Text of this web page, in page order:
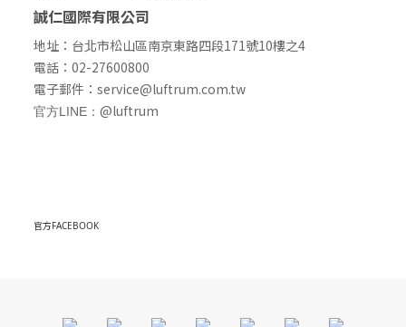
誠仁國際有限公司
地址：台北市松山區南京東路四段171號10樓之4
電話：02-27600800
電子郵件：service@luftrum.com.tw
官方LINE： @luftrum
官方FACEBOOK